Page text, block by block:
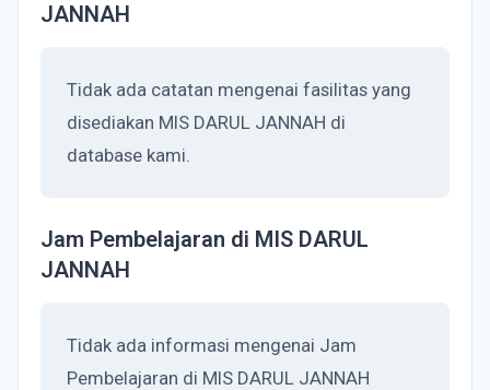
JANNAH
Tidak ada catatan mengenai fasilitas yang
disediakan MIS DARUL JANNAH di
database kami.
Jam Pembelajaran di MIS DARUL
JANNAH
Tidak ada informasi mengenai Jam
Pembelajaran di MIS DARUL JANNAH